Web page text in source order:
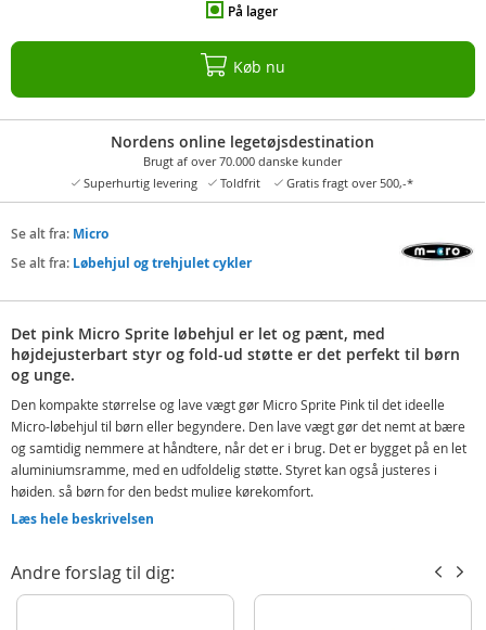
På lager
Køb nu
Nordens online legetøjsdestination
Brugt af over 70.000 danske kunder
Superhurtig levering
Toldfrit Gratis fragt over 500,-*
Se alt fra: Micro
Se alt fra: Løbehjul og trehjulet cykler
Det pink Micro Sprite løbehjul er let og pænt, med
højdejusterbart styr og fold-ud støtte er det perfekt til børn
og unge.
Den kompakte størrelse og lave vægt gør Micro Sprite Pink til det ideelle
Micro-løbehjul til børn eller begyndere. Den lave vægt gør det nemt at bære
og samtidig nemmere at håndtere, når det er i brug. Det er bygget på en let
aluminiumsramme, med en udfoldelig støtte. Styret kan også justeres i
højden, så børn for den bedst mulige kørekomfort.
Med fold-ud støtte
Højdejusterbart styr: 65-93 cm
Læs hele beskrivelsen
Andre forslag til dig: